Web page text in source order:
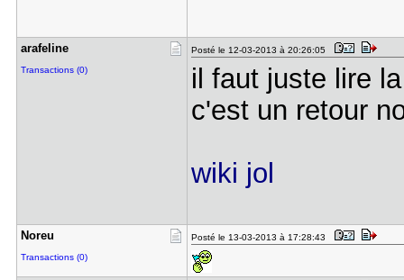
arafeline
Transactions (0)
Posté le 12-03-2013 à 20:26:05
il faut juste lire
c'est un retour
wiki jol
Noreu
Transactions (0)
Posté le 13-03-2013 à 17:28:43